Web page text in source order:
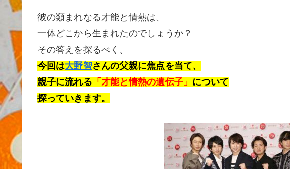
彼の類まれなる才能と情熱は、
一体どこから生まれたのでしょうか？
その答えを探るべく、
今回は大野智さんの父親に焦点を当て、
親子に流れる 「才能と情熱の遺伝子」 について
探っていきます。